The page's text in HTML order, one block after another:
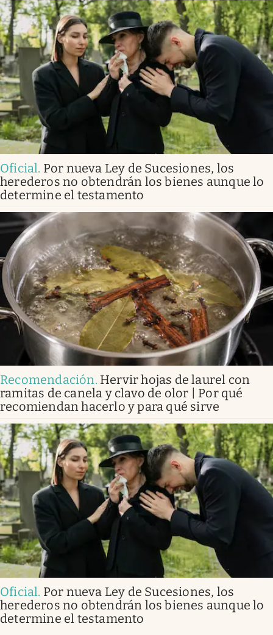
Oficial. Por nueva Ley de Sucesiones, los
herederos no obtendrán los bienes aunque lo
determine el testamento
Recomendación. Hervir hojas de laurel con
ramitas de canela y clavo de olor | Por qué
recomiendan hacerlo y para qué sirve
Oficial. Por nueva Ley de Sucesiones, los
herederos no obtendrán los bienes aunque lo
determine el testamento